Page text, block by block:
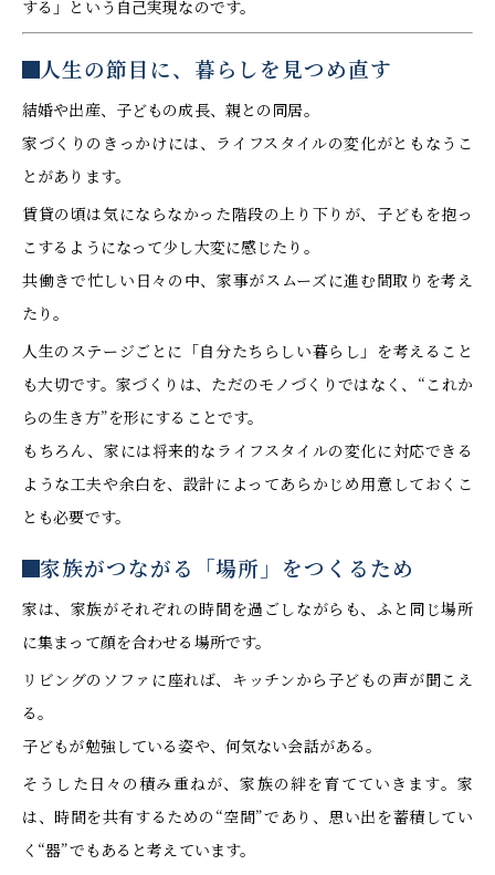
する」という自己実現なのです。
人生の節目に、暮らしを見つめ直す
結婚や出産、子どもの成長、親との同居。
家づくりのきっかけには、ライフスタイルの変化がともなうこ
とがあります。
賃貸の頃は気にならなかった階段の上り下りが、子どもを抱っ
こするようになって少し大変に感じたり。
共働きで忙しい日々の中、家事がスムーズに進む間取りを考え
たり。
人生のステージごとに「自分たちらしい暮らし」を考えること
も大切です。家づくりは、ただのモノづくりではなく、“これか
らの生き方”を形にすることです。
もちろん、家には将来的なライフスタイルの変化に対応できる
ような工夫や余白を、設計によってあらかじめ用意しておくこ
とも必要です。
家族がつながる「場所」をつくるため
家は、家族がそれぞれの時間を過ごしながらも、ふと同じ場所
に集まって顔を合わせる場所です。
リビングのソファに座れば、キッチンから子どもの声が聞こえ
る。
子どもが勉強している姿や、何気ない会話がある。
そうした日々の積み重ねが、家族の絆を育てていきます。家
は、時間を共有するための“空間”であり、思い出を蓄積してい
く“器”でもあると考えています。